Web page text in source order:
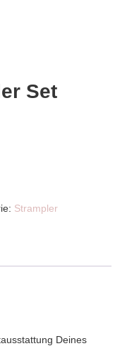
Set
Strampler
Deines